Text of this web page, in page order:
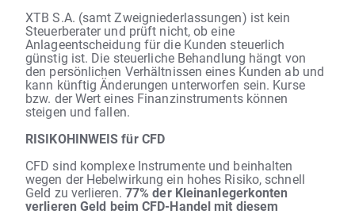
XTB S.A. (samt Zweigniederlassungen) ist kein
Steuerberater und prüft nicht, ob eine
Anlageentscheidung für die Kunden steuerlich
günstig ist. Die steuerliche Behandlung hängt von
den persönlichen Verhältnissen eines Kunden ab und
kann künftig Änderungen unterworfen sein. Kurse
bzw. der Wert eines Finanzinstruments können
steigen und fallen.
RISIKOHINWEIS für CFD
CFD sind komplexe Instrumente und beinhalten
wegen der Hebelwirkung ein hohes Risiko, schnell
Geld zu verlieren. 77% der Kleinanlegerkonten
verlieren Geld beim CFD-Handel mit diesem